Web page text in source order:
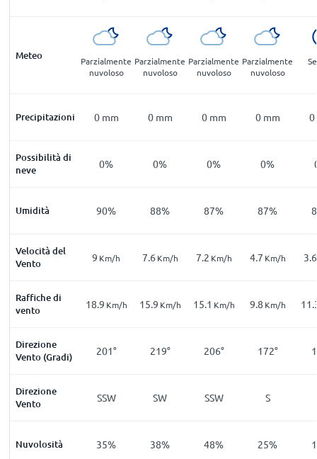
Meteo
Parzialmente
nuvoloso
Parzialmente
nuvoloso
Parzialmente
nuvoloso
Parzialmente
nuvoloso
Precipitazioni 0 mm 0 mm 0 mm 0 mm 0
Possibilità di
neve
0% 0% 0% 0%
Umidità 90% 88% 87% 87%
Velocità del
Vento
9 Km/h 7.6 Km/h 7.2 Km/h 4.7 Km/h 3.6
Raffiche di
vento
18.9 Km/h 15.9 Km/h 15.1 Km/h 9.8 Km/h
Direzione
Vento (Gradi)
201° 219° 206° 172°
Direzione
Vento
SSW SW SSW S
Nuvolosità 35% 38% 48% 25%